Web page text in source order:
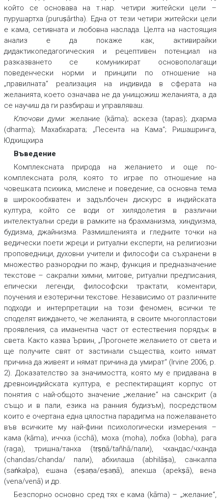
който се основава на т.нар. четири житейски цели –
пурушартха (puruṣārtha). Една от тези четири житейски цели
е кама, сетивната и любовна наслада. Целта на настоящия
анализ е да покаже как, активирайки
дидактикопедагогическия и рецептивен потенциал на
разказването се комуникират основополагащи
поведенчески норми и принципи по отношение на
„правилната“ реализация на индивида в сферата на
желанията, което означава не да унищожиш желанията, а да
се научиш да ги разбираш и управляваш.
Ключови думи:желание (kāma); аскеза (tapas); дхарма
(dharma); Махабхарата; „Песента на Кама“; Ришашринга,
Юдхищхира
Въведение
Комплексната природа на желанието и още по-
комплексната роля, която то играе по отношение на
човешката психика, мислене и поведение, са основна тема
в широкообхватен и задълбочен дискурс в индийската
култура, който се води от хилядолетия в различни
интелектуални среди в рамките на брахманизма, хиндуизма,
будизма, джайнизма. Размишленията и гледните точки на
ведически поети жреци и ритуални експерти, на религиозни
проповедници, духовни учители и философи са съхранени в
множество разнородни по жанр, функция и предназначение
текстове – сакрални химни, митове, ритуални предписания,
епически легенди, философски трактати, коментари,
поучения и езотерични текстове. Независимо от различните
подходи и интерпретации на този феномен, всички те
споделят виждането, че желанията, в своите многопластови
проявления, са иманентна част от естествения порядък в
света. Както казва Ървин, „Прогонете желанието от света и
ще получите свят от застинали същества, които нямат
причина да живеят и нямат причина да умират“ (Irvine 2006, p.
2). Доказателство за значимостта, която му е придавана в
древноиндийската култура, е респектиращият корпус от
понятия с най-общото значение „желание“ на санскрит (а
също и в пали, езика на ранния будизъм), посредством
които е очертана една цялостна парадигма на пожелаването
във всичките му най-фини психологически измерения –
кама (kāma), иччха (icchā), моха (moha), лобха (lobha), рага
(raga), тришна/танха (tṛṣṇā/tañhā/пали), чхандас/чханда
(chandas/chanda/ пали), абхилаша (abhilāṣa), санкалпа
(saṅkalpa), ешана (eṣaṇa/eṣaṇā), апекша (apekṣā), вена
(vena/venā) и др.
Безспорно основно сред тях е кама (kāma) – „желание“,